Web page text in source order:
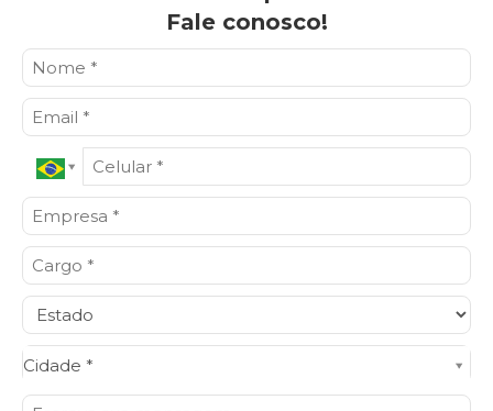
Fale conosco!
Cidade *
Cidade*